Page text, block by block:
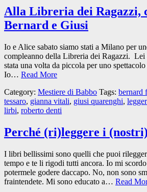
Alla Libreria dei Ragazzi,
Bernard e Giusi
Io e Alice sabato siamo stati a Milano per
compleanno della Libreria dei Ragazzi. Lei
stata una volta da piccola per uno
Io… Read More
Category: Mestiere di Babbo Tags: bernard
tessaro, gianna vitali, giusi quarenghi,
lirbi, roberto denti
Perché (ri)leggere i
I libri bellissimi sono quelli che puoi
tempo e te li rigodi tutti ancora. Io mi
potermele godere daccapo. No, non sono
fraintendete. Mi sono educato a… Read